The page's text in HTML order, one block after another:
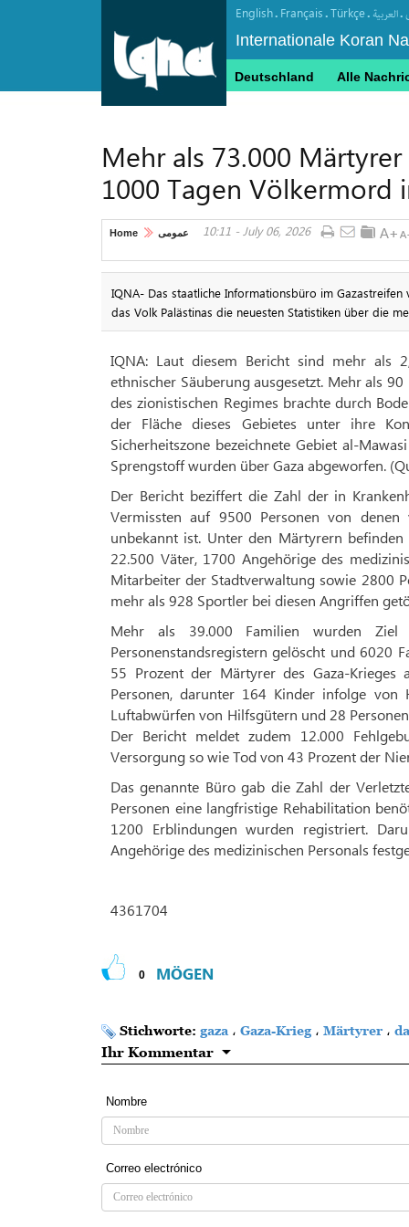
English. Français.Türkçe. العربیة.
Internationale Koran
Deutschland Alle
Mehr als 73.000
1000 Tagen Völkermord
Home عمومی 10:11 - July 06, 2026
IQNA- Das staatliche Informationsbüro im
das Volk Palästinas die neuesten Statistiken über die
IQNA: Laut diesem Bericht sind mehr als
ethnischer Säuberung ausgesetzt. Mehr als
des zionistischen Regimes brachte durch
der Fläche dieses Gebietes unter ihre
Sicherheitszone bezeichnete Gebiet al-
Sprengstoff wurden über Gaza abgeworfen.
Der Bericht beziffert die Zahl der in
Vermissten auf 9500 Personen von
unbekannt ist. Unter den Märtyrern
22.500 Väter, 1700 Angehörige des
Mitarbeiter der Stadtverwaltung sowie 2800
mehr als 928 Sportler bei diesen Angriffen
Mehr als 39.000 Familien wurden Ziel
Personenstandsregistern gelöscht und 6020
55 Prozent der Märtyrer des Gaza-
Personen, darunter 164 Kinder infolge
Luftabwürfen von Hilfsgütern und 28
Der Bericht meldet zudem 12.000
Versorgung so wie Tod von 43 Prozent der
Das genannte Büro gab die Zahl der
Personen eine langfristige Rehabilitation
1200 Erblindungen wurden registriert.
Angehörige des medizinischen Personals
4361704
0 MÖGEN
Stichworte: gaza ، Gaza-Krieg ، Märtyrer ،
Ihr Kommentar
Nombre
Correo electrónico